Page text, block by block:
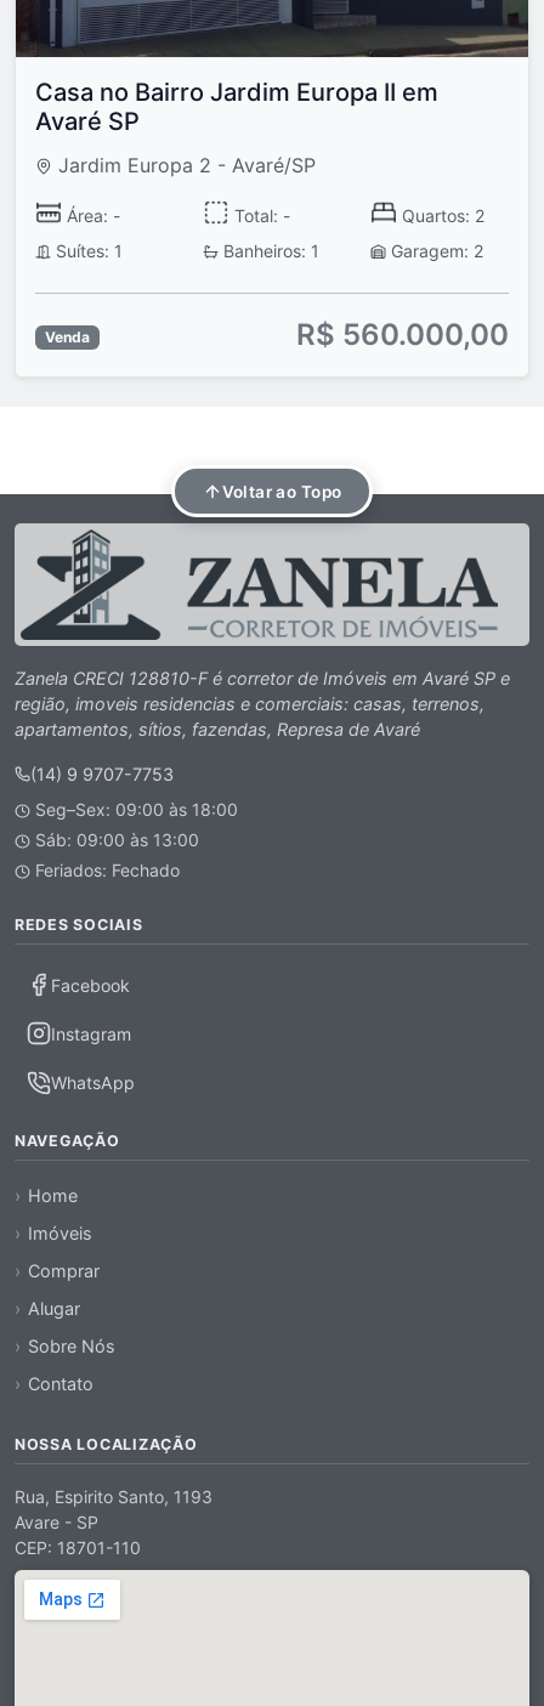
Casa no Bairro Jardim Europa II em
Avaré SP
Jardim Europa 2 - Avaré/SP
Área: - Total: -
Quartos: 2
Suítes: 1
Banheiros: 1 Garagem: 2
Venda R$ 560.000,00
Voltar ao Topo
Zanela CRECI 128810-F é corretor de Imóveis em Avaré SP e
região, imoveis residencias e comerciais: casas, terrenos,
apartamentos, sítios, fazendas, Represa de Avaré
(14) 9 9707-7753
Seg–Sex: 09:00 às 18:00
Sáb: 09:00 às 13:00
Feriados: Fechado
REDES SOCIAIS
Facebook
Instagram
WhatsApp
NAVEGAÇÃO
Home
Imóveis
Comprar
Alugar
Sobre Nós
Contato
NOSSA LOCALIZAÇÃO
Rua, Espirito Santo, 1193
Avare - SP
CEP: 18701-110